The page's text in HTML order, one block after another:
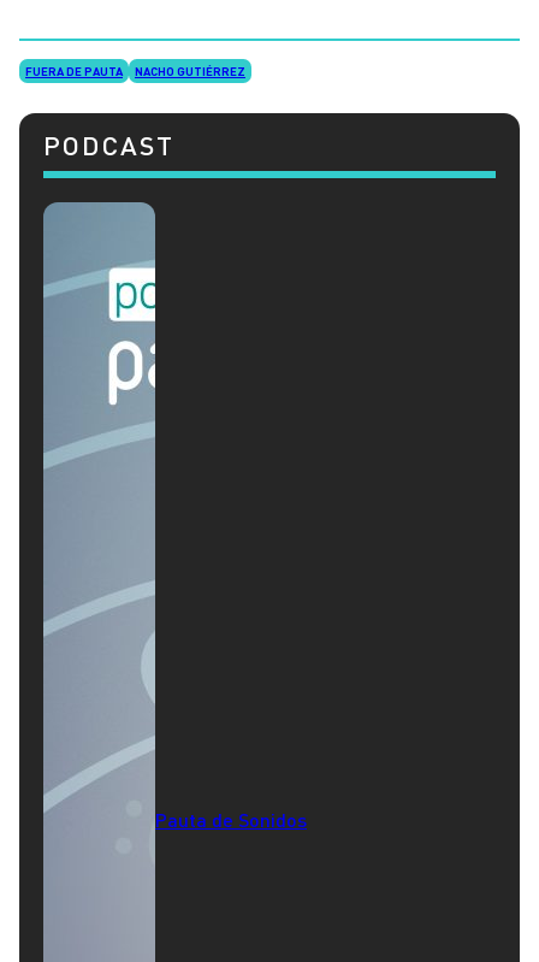
FUERA DE PAUTA NACHO GUTIÉRREZ
PODCAST
Pauta de Sonidos